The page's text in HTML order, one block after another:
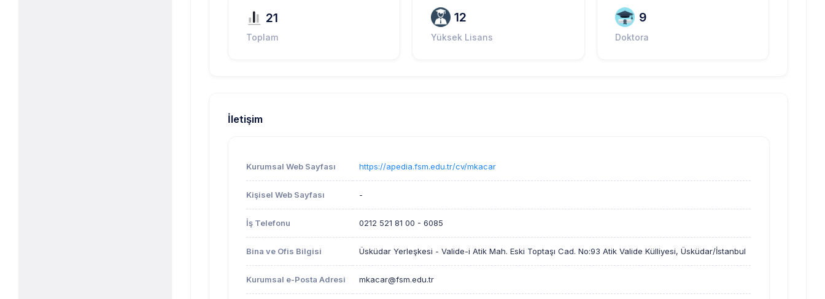
21
Toplam
12
Yüksek Lisans
9
Doktora
İletişim
Kurumsal Web Sayfası https://apedia.fsm.edu.tr/cv/mkacar
Kişisel Web Sayfası -
İş Telefonu 0212 521 81 00 - 6085
Bina ve Ofis Bilgisi Üsküdar Yerleşkesi - Valide-i Atik Mah. Eski Toptaşı Cad. No:93 Atik Valide Külliyesi, Üsküdar/İstanbul
Kurumsal e-Posta Adresi mkacar@fsm.edu.tr